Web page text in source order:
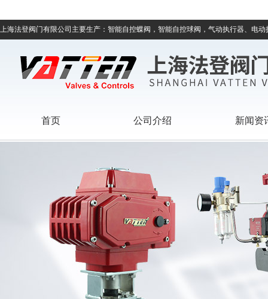
上海法登阀门有限公司主要生产：智能自控蝶阀，智能自控球阀，气动执行器、电
首页 公司介绍 新闻资